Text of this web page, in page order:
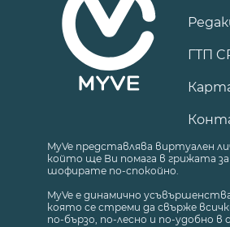
ГТП
MyVe представлява виртуален
който ще Ви помага в грижата
шофирате по-спокойно.
MyVe е динамично
която се стреми да свърже
по-бързо, по-лесно и по-удобно в